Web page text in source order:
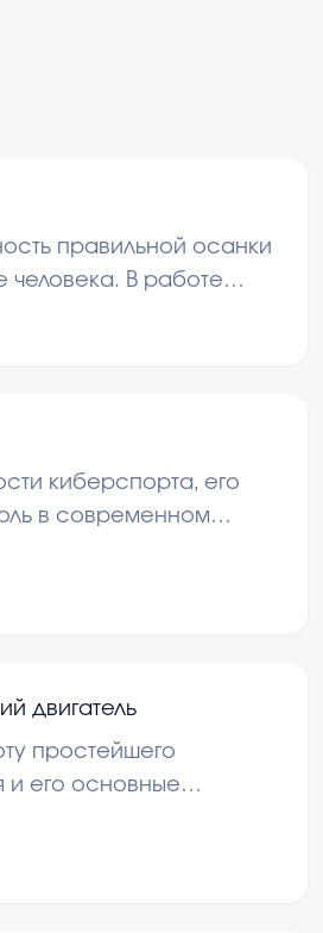
правильной осанки
человека. В работе
основы и
киберспорта, его
в современном
популярные игры,
двигатель
простейшего
и его основные
рассматриваются